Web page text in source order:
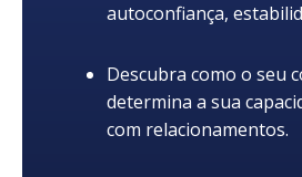
autoconfiança,
Descubra como o seu
determina a sua
com relacionamentos.